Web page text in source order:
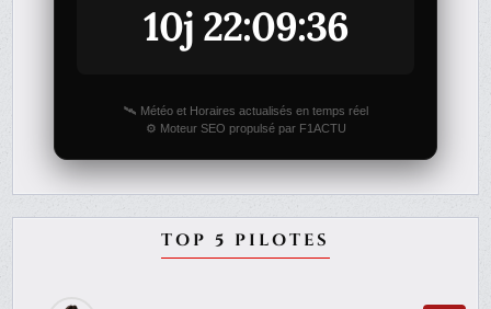
10j 22:09:36
🛰️ Météo et Horaires actualisés en temps réel
⚙️ Moteur SEO propulsé par F1ACTU
TOP 5 PILOTES